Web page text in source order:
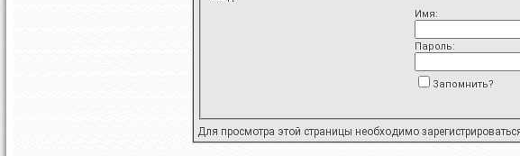
Имя:
Пароль:
Запомнить?
Для просмотра этой страницы необходимо